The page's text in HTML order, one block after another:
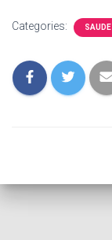
Categories: SAUDE